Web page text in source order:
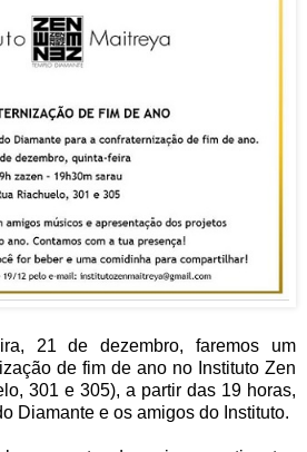
21 de dezembro, faremos um
de fim de ano no Instituto Zen
301 e 305), a partir das 19 horas,
Diamante e os amigos do Instituto.